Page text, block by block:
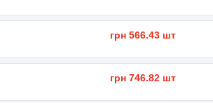
грн 566.43 шт
грн 746.82 шт